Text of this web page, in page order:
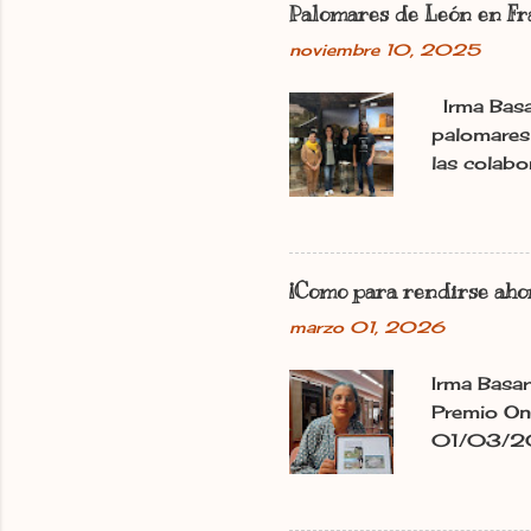
u
n
o
m
e
n
t
a
Palomares de León en
noviembre 10, 2025
Irma
las
Basarte
«Les
en la
desde
sala.
compartir
cumplido
¡Como para rendirse
marzo 01, 2026
Irma
Premio
01/03/
Cuando
que es